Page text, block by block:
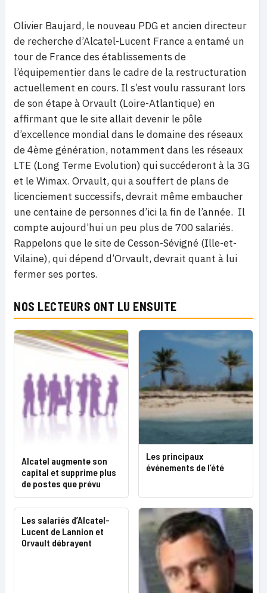
Olivier Baujard, le nouveau PDG et ancien directeur
de recherche d’Alcatel-Lucent France a entamé un
tour de France des établissements de
l’équipementier dans le cadre de la restructuration
actuellement en cours. Il s’est voulu rassurant lors
de son étape à Orvault (Loire-Atlantique) en
affirmant que le site allait devenir le pôle
d’excellence mondial dans le domaine des réseaux
de 4ème génération, notamment dans les réseaux
LTE (Long Terme Evolution) qui succéderont à la 3G
et le Wimax. Orvault, qui a souffert de plans de
licenciement successifs, devrait même embaucher
une centaine de personnes d’ici la fin de l’année. Il
compte aujourd’hui un peu plus de 700 salariés.
Rappelons que le site de Cesson-Sévigné (Ille-et-
Vilaine), qui dépend d’Orvault, devrait quant à lui
fermer ses portes.
NOS LECTEURS ONT LU ENSUITE
Alcatel augmente son
capital et supprime plus
de postes que prévu
Les principaux
événements de l’été
Les salariés d’Alcatel-
Lucent de Lannion et
Orvault débrayent